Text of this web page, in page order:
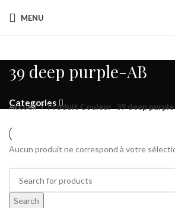
MENU
39 deep purple-AB
Categories
Accueil Produit Couleur 39 deep
Aucun produit ne correspond à votre
Search
Livraison gratuite